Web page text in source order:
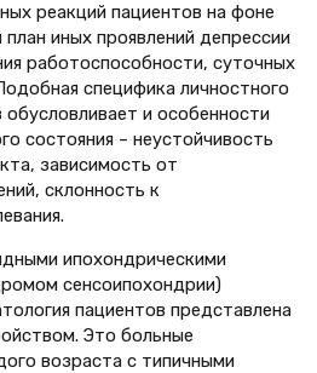
реакций пациентов на фоне
иных проявлений депрессии
работоспособности, суточных
специфика личностного
обусловливает и осо­бенности
состояния – неустойчивость
зависимость от
склонность к
ипохондрическими
сен­соипохондрии)
пациентов представлена
Это больные
возраста с типичными